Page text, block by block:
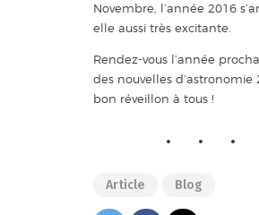
Novembre, l’année 2016
elle aussi très excitante.
Rendez-vous l’année
des nouvelles d’astronomie
bon réveillon à tous !
Article Blog